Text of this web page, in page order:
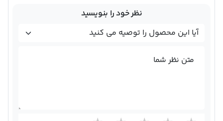
نظر خود را بنویسید
متن نظر شما